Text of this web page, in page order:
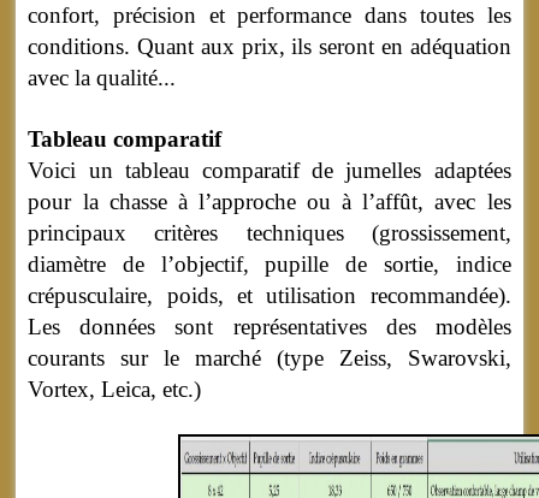
confort, précision et performance dans toutes les
conditions. Quant aux prix, ils seront en adéquation
avec la qualité...
Tableau comparatif
Voici un tableau comparatif de jumelles adaptées
pour la chasse à l’approche ou à l’affût, avec les
principaux critères techniques (grossissement,
diamètre de l’objectif, pupille de sortie, indice
crépusculaire, poids, et utilisation recommandée).
Les données sont représentatives des modèles
courants sur le marché (type Zeiss, Swarovski,
Vortex, Leica, etc.)